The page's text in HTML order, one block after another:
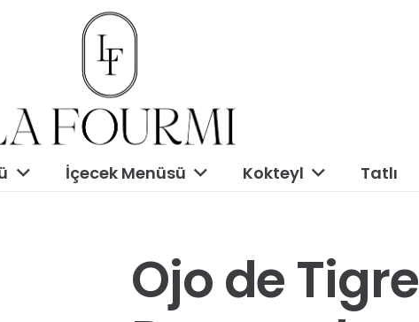
İçecek Menüsü Kokteyl Tatlı
Ojo de Tigre